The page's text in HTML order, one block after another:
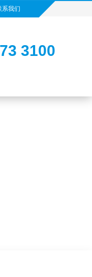
系我们
3100